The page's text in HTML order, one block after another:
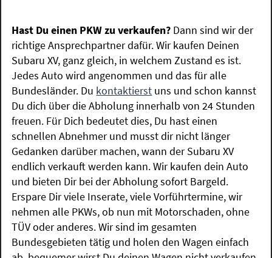
Hast Du einen PKW zu verkaufen? Dann sind wir der
richtige Ansprechpartner dafür. Wir kaufen Deinen
Subaru XV, ganz gleich, in welchem Zustand es ist.
Jedes Auto wird angenommen und das für alle
Bundesländer. Du kontaktierst uns und schon kannst
Du dich über die Abholung innerhalb von 24 Stunden
freuen. Für Dich bedeutet dies, Du hast einen
schnellen Abnehmer und musst dir nicht länger
Gedanken darüber machen, wann der Subaru XV
endlich verkauft werden kann. Wir kaufen dein Auto
und bieten Dir bei der Abholung sofort Bargeld.
Erspare Dir viele Inserate, viele Vorführtermine, wir
nehmen alle PKWs, ob nun mit Motorschaden, ohne
TÜV oder anderes. Wir sind im gesamten
Bundesgebieten tätig und holen den Wagen einfach